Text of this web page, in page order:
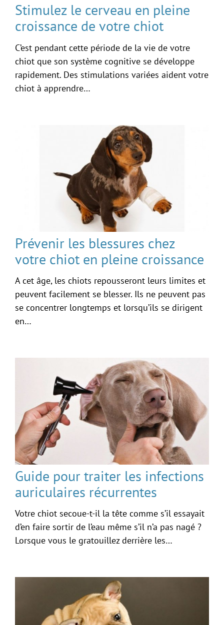
Stimulez le cerveau en pleine
croissance de votre chiot
C’est pendant cette période de la vie de votre
chiot que son système cognitive se développe
rapidement. Des stimulations variées aident votre
chiot à apprendre…
Prévenir les blessures chez
votre chiot en pleine croissance
A cet âge, les chiots repousseront leurs limites et
peuvent facilement se blesser. Ils ne peuvent pas
se concentrer longtemps et lorsqu’ils se dirigent
en…
Guide pour traiter les infections
auriculaires récurrentes
Votre chiot secoue-t-il la tête comme s’il essayait
d’en faire sortir de l’eau même s’il n’a pas nagé ?
Lorsque vous le gratouillez derrière les…